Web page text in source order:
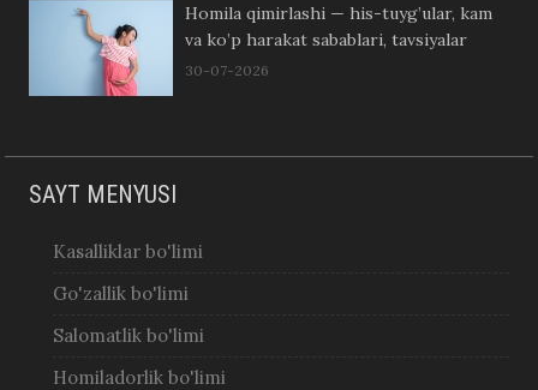
Homila qimirlashi — his-tuyg’ular, kam
va ko’p harakat sabablari, tavsiyalar
30-07-2026
SAYT MENYUSI
Kasalliklar bo'limi
Go'zallik bo'limi
Salomatlik bo'limi
Homiladorlik bo'limi